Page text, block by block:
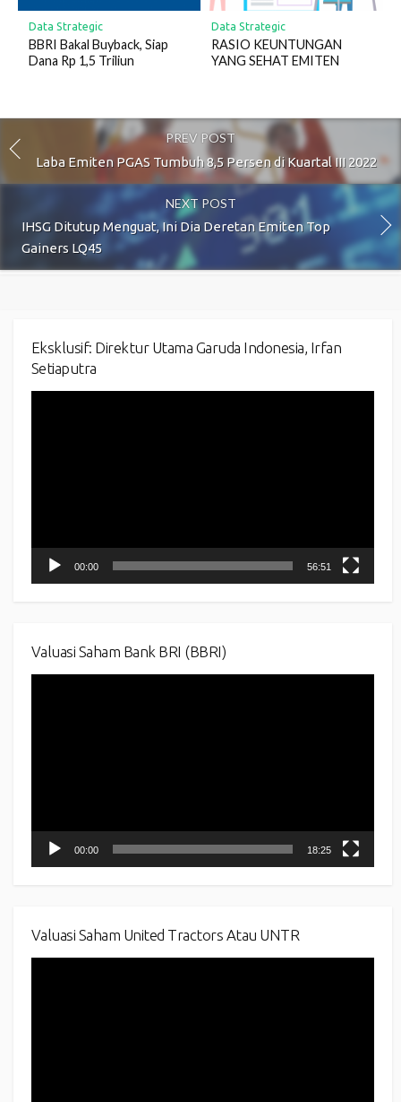
Data Strategic
BBRI Bakal Buyback, Siap
Dana Rp 1,5 Triliun
Data Strategic
RASIO KEUNTUNGAN
YANG SEHAT EMITEN
PREV POST
Laba Emiten PGAS Tumbuh 8,5 Persen di Kuartal III 2022
NEXT POST
IHSG Ditutup Menguat, Ini Dia Deretan Emiten Top
Gainers LQ45
Eksklusif: Direktur Utama Garuda Indonesia, Irfan
Setiaputra
00:00 56:51
Valuasi Saham Bank BRI (BBRI)
00:00 18:25
Valuasi Saham United Tractors Atau UNTR